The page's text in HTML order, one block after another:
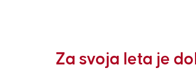
Za svoja leta je